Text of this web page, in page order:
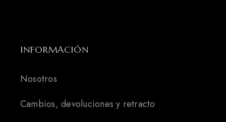
INFORMACIÓN
Nosotros
Cambios, devoluciones y retracto